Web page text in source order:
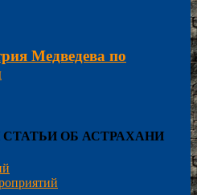
Медведева по
ОБ АСТРАХАНИ